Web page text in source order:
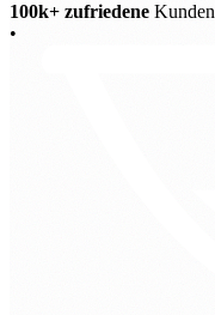
100k+ zufriedene Kunden
•